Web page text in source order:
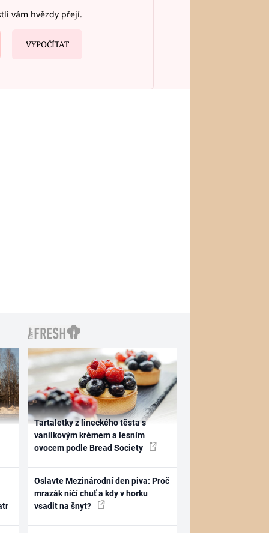
vám hvězdy přejí.
VYPOČÍTAT
Tartaletky z lineckého těsta s
vanilkovým krémem a lesním
ovocem podle Bread Society
Oslavte Mezinárodní den piva: Proč
mrazák ničí chuť a kdy v horku
vsadit na šnyt?